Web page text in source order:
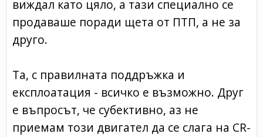
виждал като цяло, а тази специално се
продаваше поради щета от ПТП, а не за
друго.
Та, с правилната поддръжка и
експлоатация - всичко е възможно. Друг
е въпросът, че субективно, аз не
приемам този двигател да се слага на CR-